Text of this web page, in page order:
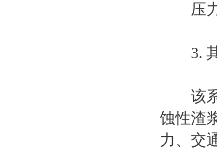
压力
3. 其
该系
蚀性渣
力、交